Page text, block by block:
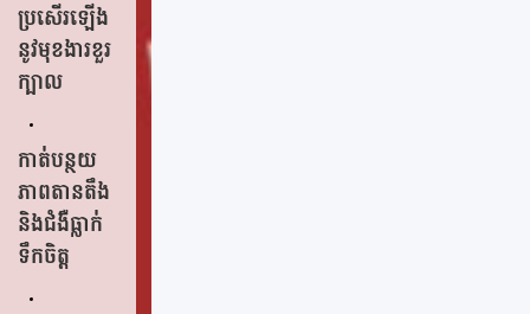
ប្រសើរឡើង
នូវមុខងារខួរ
ក្បាល
កាត់បន្ថយ
ភាពតានតឹង
និងជំងឺធ្លាក់
ទឹកចិត្ត